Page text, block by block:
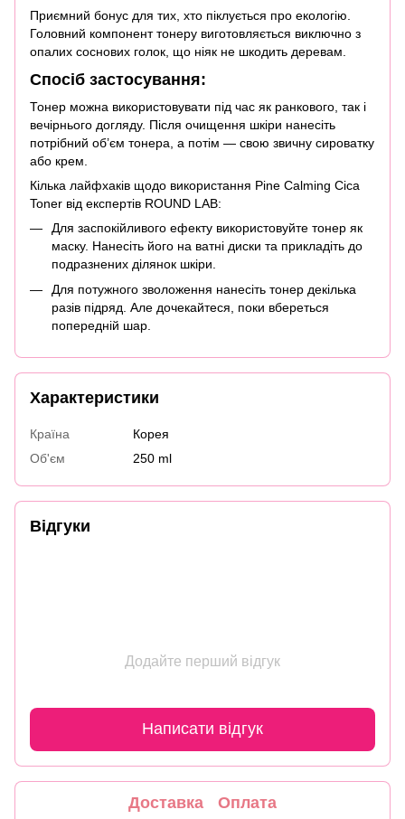
Приємний бонус для тих, хто піклується про екологію.
Головний компонент тонеру виготовляється виключно з
опалих соснових голок, що ніяк не шкодить деревам.
Спосіб застосування:
Тонер можна використовувати під час як ранкового, так і
вечірнього догляду. Після очищення шкіри нанесіть
потрібний об’єм тонера, а потім — свою звичну сироватку
або крем.
Кілька лайфхаків щодо використання Pine Calming Cica
Toner від експертів ROUND LAB:
Для заспокійливого ефекту використовуйте тонер як
маску. Нанесіть його на ватні диски та прикладіть до
подразнених ділянок шкіри.
Для потужного зволоження нанесіть тонер декілька
разів підряд. Але дочекайтеся, поки вбереться
попередній шар.
Характеристики
Країна
Корея
Об'єм
250 ml
Відгуки
Додайте перший відгук
Написати відгук
Доставка Оплата